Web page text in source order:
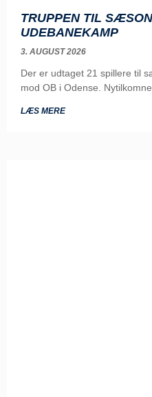
TRUPPEN TIL
UDEBANEKAMP
3. AUGUST 2026
Der er udtaget 21 spillere til
mod OB i Odense.
LÆS MERE